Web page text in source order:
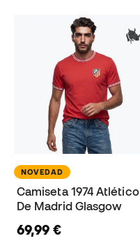
NOVEDAD
Camiseta 1974 Atlético
De Madrid Glasgow
69,99 €